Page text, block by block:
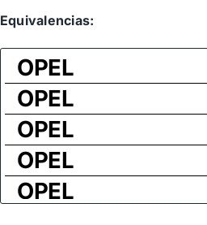
Equivalencias:
OPEL
OPEL
OPEL
OPEL
OPEL